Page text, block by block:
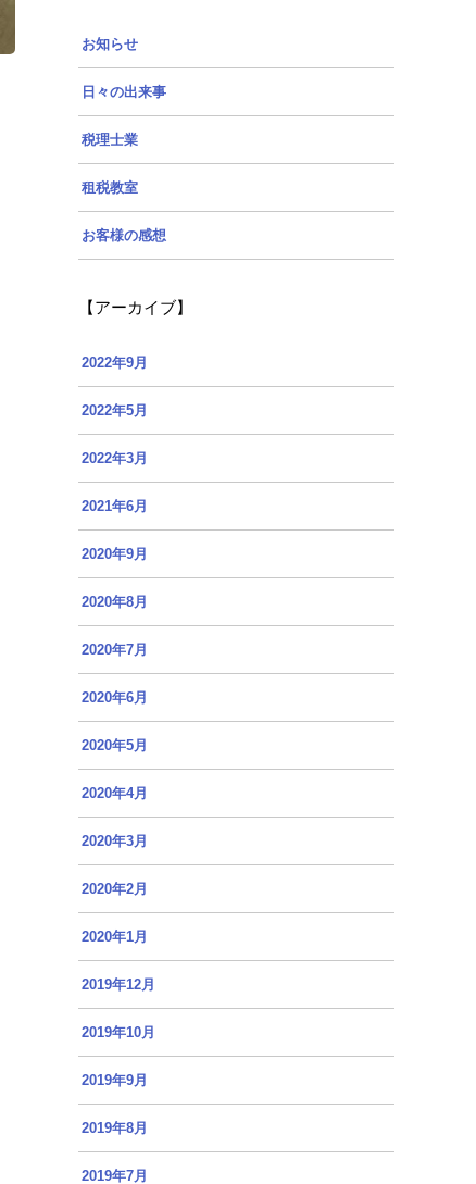
お知らせ
日々の出来事
税理士業
租税教室
お客様の感想
【アーカイブ】
2022年9月
2022年5月
2022年3月
2021年6月
2020年9月
2020年8月
2020年7月
2020年6月
2020年5月
2020年4月
2020年3月
2020年2月
2020年1月
2019年12月
2019年10月
2019年9月
2019年8月
2019年7月